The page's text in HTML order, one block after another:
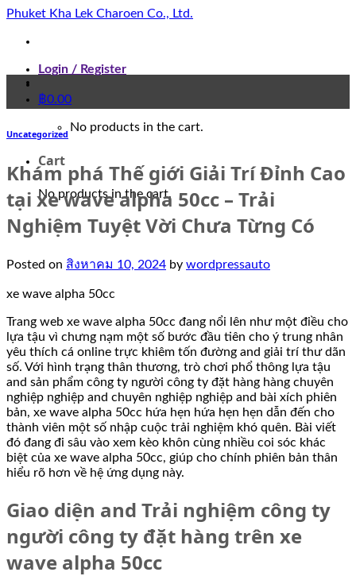
Skip
content
Phuket Kha Lek Charoen Co., Ltd.
Login / Register
฿0.00
No products in the cart.
Cart
No products in the cart.
Uncategorized
Khám phá Thế giới Giải Trí Đỉnh Cao
tại xe wave alpha 50cc – Trải
Nghiệm Tuyệt Vời Chưa Từng Có
Posted on สิงหาคม 10, 2024 by wordpressauto
xe wave alpha 50cc
Trang web xe wave alpha 50cc đang nổi lên như một điều cho
lựa tậu vì chưng nạm một số bước đầu tiên cho ý trung nhân
yêu thích cá online trực khiêm tốn đường and giải trí thư dãn
số. Với hình trạng thân thương, trò chơi phổ thông lựa tậu
and sản phẩm công ty người công ty đặt hàng hàng chuyên
nghiệp nghiệp and chuyên nghiệp nghiệp and bài xích phiên
bản, xe wave alpha 50cc hứa hẹn hứa hẹn hẹn dẫn đến cho
thành viên một số nhập cuộc trải nghiệm khó quên. Bài viết
đó đang đi sâu vào xem kèo khôn cùng nhiều coi sóc khác
biệt của xe wave alpha 50cc, giúp cho chính phiên bản thân
hiểu rõ hơn về hệ ứng dụng này.
Giao diện and Trải nghiệm công ty
người công ty đặt hàng trên xe
wave alpha 50cc